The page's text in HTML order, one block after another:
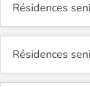
Résidences
Résidences